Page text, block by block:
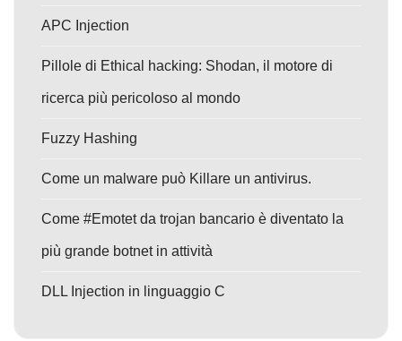
APC Injection
Pillole di Ethical hacking: Shodan, il motore di
ricerca più pericoloso al mondo
Fuzzy Hashing
Come un malware può Killare un antivirus.
Come #Emotet da trojan bancario è diventato la
più grande botnet in attività
DLL Injection in linguaggio C